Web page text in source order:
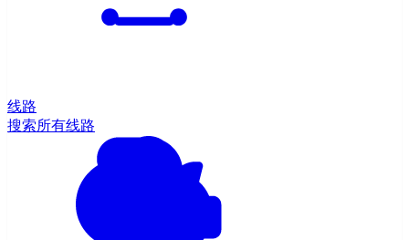
线路
搜索所有线路